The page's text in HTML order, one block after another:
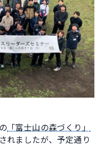
「富士山の森づくり」
れましたが、予定通り